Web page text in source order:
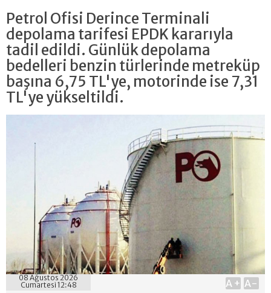
Petrol Ofisi Derince Terminali
depolama tarifesi EPDK kararıyla
tadil edildi. Günlük depolama
bedelleri benzin türlerinde metreküp
başına 6,75 TL'ye, motorinde ise 7,31
TL'ye yükseltildi.
08 Ağustos 2026
Cumartesi 12:48
A+ A-